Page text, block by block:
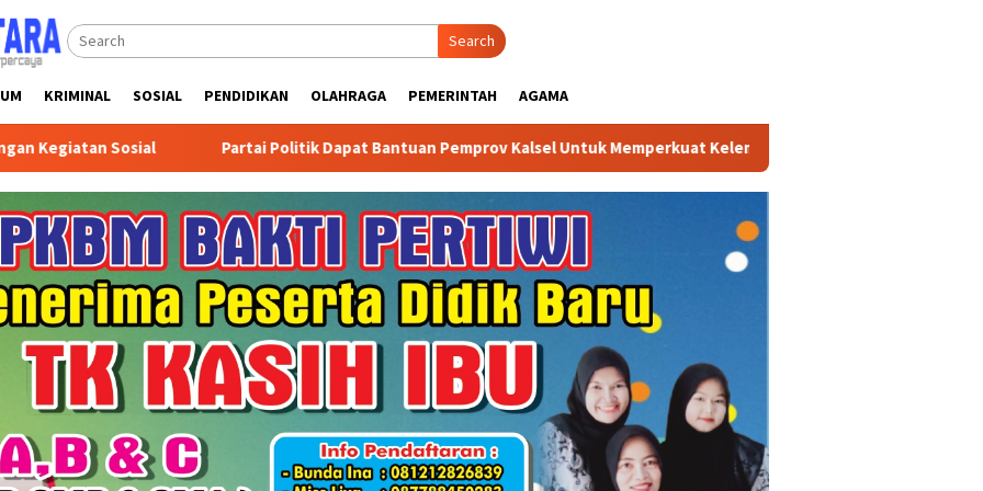
Search
KRIMINAL SOSIAL PENDIDIKAN OLAHRAGA PEMERINTAH AGAMA
Sosial Partai Politik Dapat Bantuan Pemprov Kalsel Untuk Memperkuat Kelembagaan dan Peningkatan Demokrasi